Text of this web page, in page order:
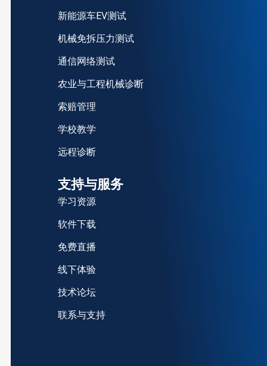
新能源车EV测试
机械免拆压力测试
通信网络测试
农业与工程机械诊断
索赔管理
学校教学
远程诊断
支持与服务
学习资源
软件下载
免费直播
线下体验
技术论坛
联系与支持